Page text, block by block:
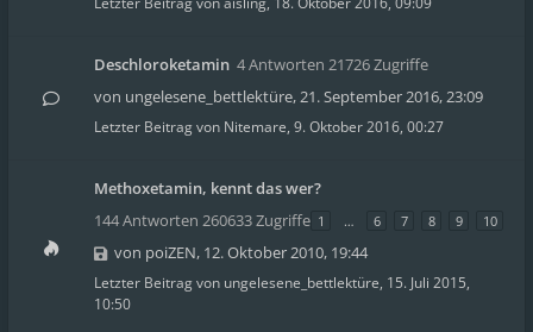
Deschloroketamin 4 Antworten 21726 Zugriffe
von ungelesene_bettlektüre,21. September 2016, 23:09
Letzter Beitrag von Nitemare, 9. Oktober 2016, 00:27
Methoxetamin, kennt das wer?
144 Antworten 260633 Zugriffe 1 … 6 7 8 9 10
von poiZEN, 12. Oktober 2010, 19:44
Letzter Beitrag von ungelesene_bettlektüre, 15. Juli 2015,
10:50